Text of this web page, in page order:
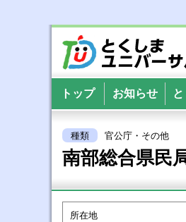
とくし
トップ お知らせ
種類 官公庁・その他
南部総合県民
所在地